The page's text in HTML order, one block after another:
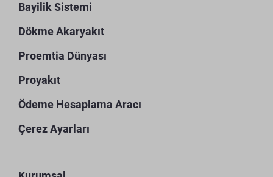
Bayilik Sistemi
Dökme Akaryakıt
Proemtia Dünyası
Proyakıt
Ödeme Hesaplama Aracı
Çerez Ayarları